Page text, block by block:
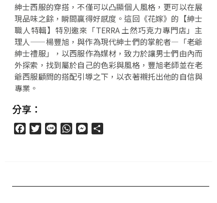
紳士西服的穿搭，不僅可以凸顯個人風格，更可以在展
現品味之餘，瞬間贏得好感度。這回《花嫁》的【紳士
職人特輯】特別邀來「TERRA 土然巧克力專門店」主
理人——楊豐旭，與作為現代紳士們的掌舵者—「老爺
紳士禮服」，以西服作為媒材，致力於讓男士們由內而
外探索，找到屬於自己的色彩與風格，豐旭老師並在老
爺西服顧問的搭配引導之下，以衣著襯托出他的自信與
專業。
分享：
FacebookTwitter
Line WhatsAppMessenger